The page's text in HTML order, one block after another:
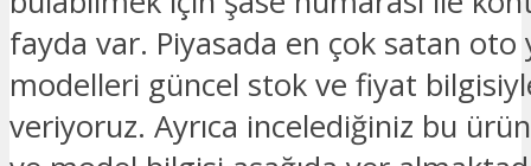
fayda var. Piyasada en çok satan oto
modelleri güncel stok ve fiyat
veriyoruz. Ayrıca incelediğiniz bu